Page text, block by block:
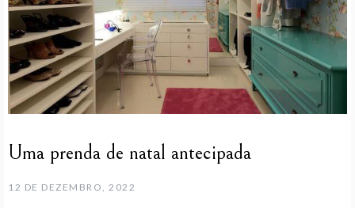
Uma prenda de natal antecipada
12 DE DEZEMBRO, 2022